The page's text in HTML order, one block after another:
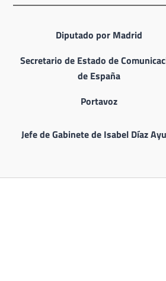
Diputado por Madrid
Secretario de Estado de
de España
Portavoz
Jefe de Gabinete de Isabel Díaz